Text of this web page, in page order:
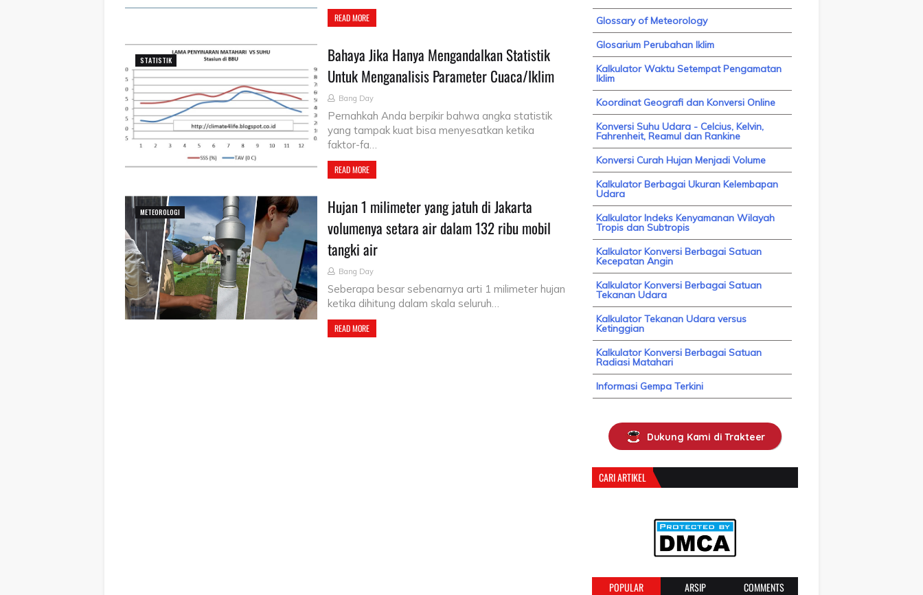
READ MORE
STATISTIK
Bahaya Jika Hanya Mengandalkan Statistik
Untuk Menganalisis Parameter Cuaca/Iklim
Bang Day
Pernahkah Anda berpikir bahwa angka statistik
yang tampak kuat bisa menyesatkan ketika
faktor-fa…
READ MORE
METEOROLOGI
Hujan 1 milimeter yang jatuh di Jakarta
volumenya setara air dalam 132 ribu mobil
tangki air
Bang Day
Seberapa besar sebenarnya arti 1 milimeter hujan
ketika dihitung dalam skala seluruh…
READ MORE
Glossary of Meteorology
Glosarium Perubahan Iklim
Kalkulator Waktu Setempat Pengamatan
Iklim
Koordinat Geografi dan Konversi Online
Konversi Suhu Udara - Celcius, Kelvin,
Fahrenheit, Reamul dan Rankine
Konversi Curah Hujan Menjadi Volume
Kalkulator Berbagai Ukuran Kelembapan
Udara
Kalkulator Indeks Kenyamanan Wilayah
Tropis dan Subtropis
Kalkulator Konversi Berbagai Satuan
Kecepatan Angin
Kalkulator Konversi Berbagai Satuan
Tekanan Udara
Kalkulator Tekanan Udara versus
Ketinggian
Kalkulator Konversi Berbagai Satuan
Radiasi Matahari
Informasi Gempa Terkini
Dukung Kami di Trakteer
CARI ARTIKEL
POPULAR ARSIP COMMENTS